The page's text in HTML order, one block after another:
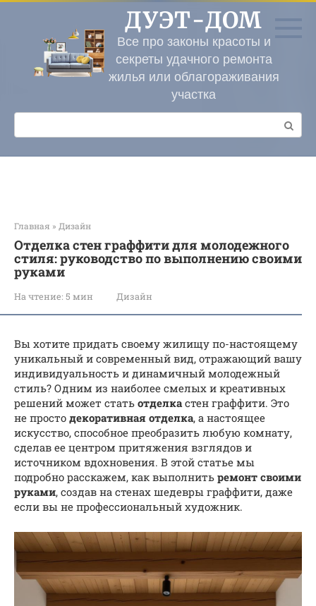
Перейти
контенту
ДУЭТ-ДОМ
Все про законы красоты и
секреты удачного ремонта
жилья или облагораживания
участка
Поиск:
Главная » Дизайн
Отделка стен граффити для молодежного
стиля: руководство по выполнению своими
руками
На чтение: 5 мин Дизайн
Вы хотите придать своему жилищу по-настоящему
уникальный и современный вид, отражающий вашу
индивидуальность и динамичный молодежный
стиль? Одним из наиболее смелых и креативных
решений может стать отделкастен граффити. Это
не просто декоративная отделка, а настоящее
искусство, способное преобразить любую комнату,
сделав ее центром притяжения взглядов и
источником вдохновения. В этой статье мы
подробно расскажем, как выполнить ремонт своими
руками, создав на стенах шедевры граффити, даже
если вы не профессиональный художник.